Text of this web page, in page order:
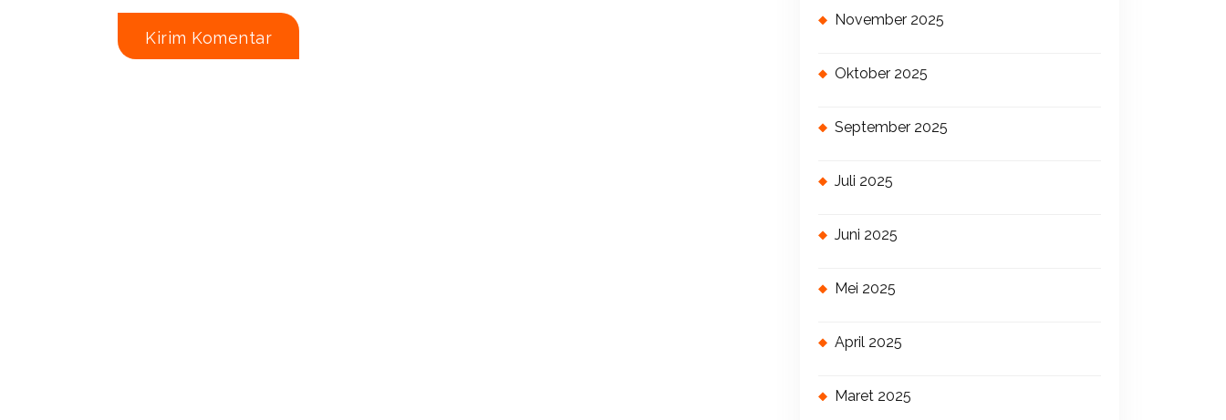
November 2025
Oktober 2025
September 2025
Juli 2025
Juni 2025
Mei 2025
April 2025
Maret 2025